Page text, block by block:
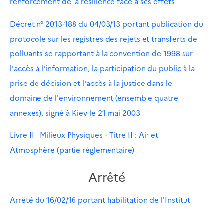
Décret n° 2013-188 du 04/03/13 portant publication du
protocole sur les registres des rejets et transferts de
polluants se rapportant à la convention de 1998 sur
l'accès à l'information, la participation du public à la
prise de décision et l'accès à la justice dans le
domaine de l'environnement (ensemble quatre
annexes), signé à Kiev le 21 mai 2003
Livre II : Milieux Physiques - Titre II : Air et
Atmosphère (partie réglementaire)
Arrêté
Arrêté du 16/02/16 portant habilitation de l'Institut